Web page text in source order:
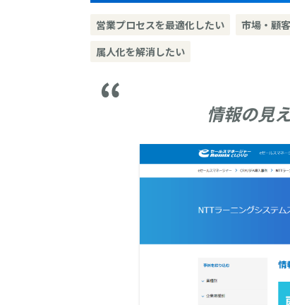
営業プロセスを最適化したい 市場・顧
属人化を解消したい
情報の見